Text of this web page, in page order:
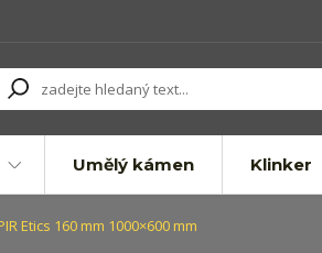
Umělý kámen Klinker
Etics 160 mm 1000×600 mm